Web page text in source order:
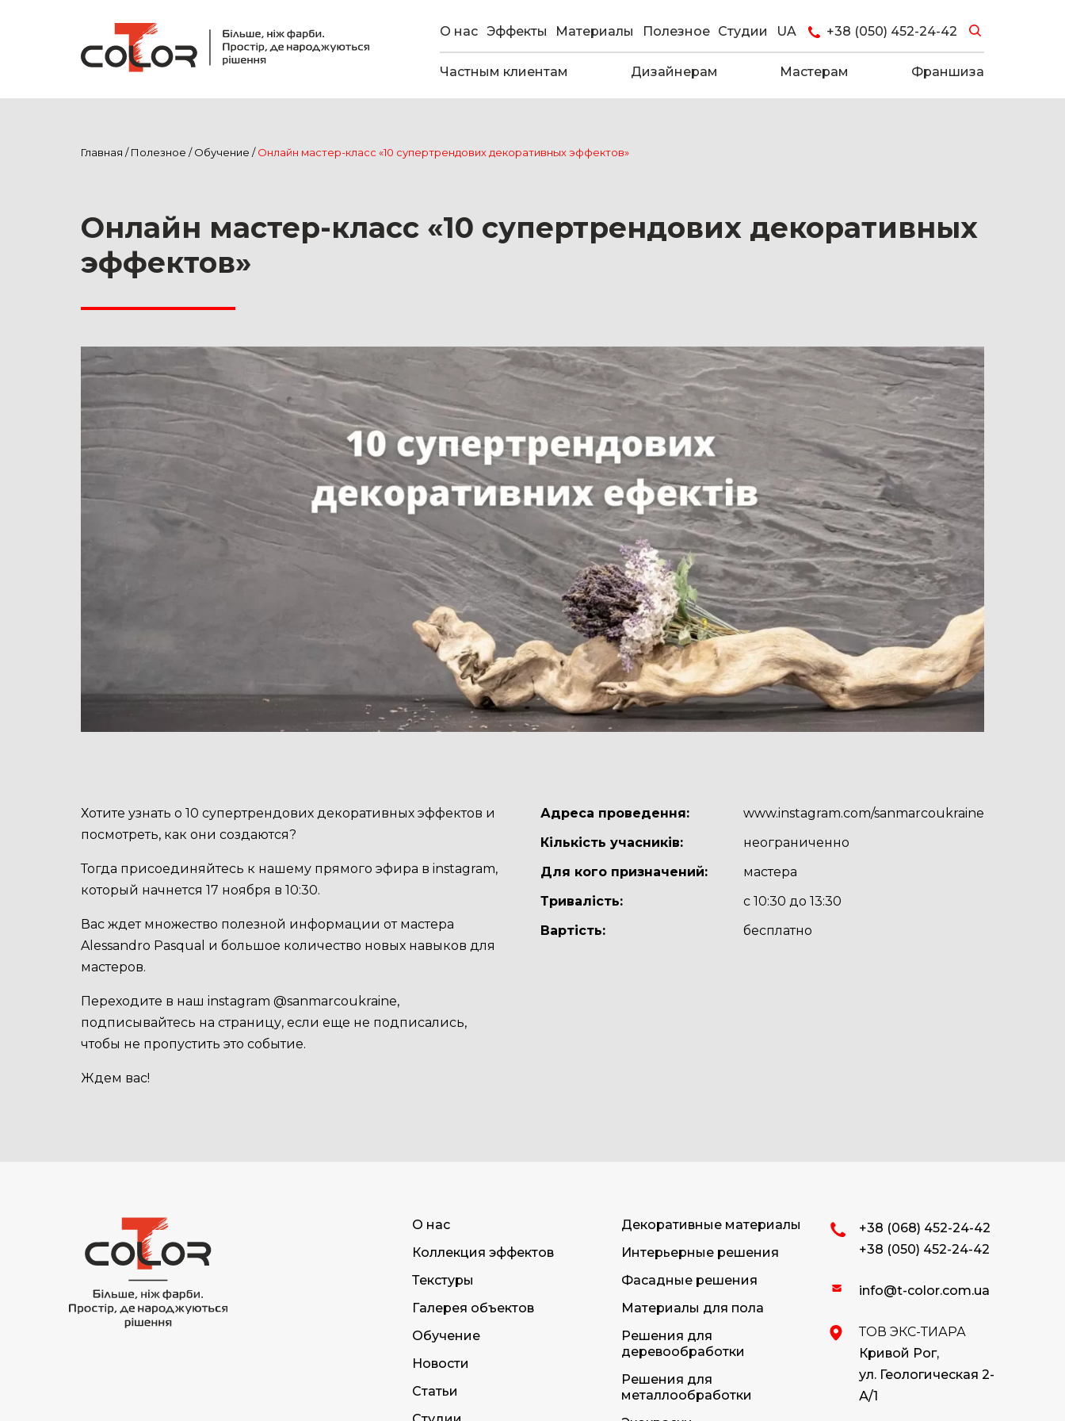
О нас Эффекты Материалы Полезное Студии UA +38 (050) 452-24-42
Частным клиентам Дизайнерам Мастерам Франшиза
Главная /Полезное /Обучение /Онлайн мастер-класс «10 супертрендових декоративных эффектов»
Онлайн мастер-класс «10 супертрендових декоративных
эффектов»
Хотите узнать о 10 супертрендових декоративных эффектов и
посмотреть, как они создаются?
Тогда присоединяйтесь к нашему прямого эфира в instagram,
который начнется 17 ноября в 10:30.
Вас ждет множество полезной информации от мастера
Alessandro Pasqual и большое количество новых навыков для
мастеров.
Переходите в наш instagram @sanmarcoukraine,
подписывайтесь на страницу, если еще не подписались,
чтобы не пропустить это событие.
Ждем вас!
Адреса проведення:
www.instagram.com/sanmarcoukraine
Кількість учасників:
неограниченно
Для кого призначений:
мастера
Тривалість:
с 10:30 до 13:30
Вартість:
бесплатно
О нас
Коллекция эффектов
Текстуры
Галерея объектов
Обучение
Новости
Статьи
Декоративные материалы
Интерьерные решения
Фасадные решения
Материалы для пола
Решения для
деревообработки
Решения для
металлообработки
+38 (068) 452-24-42
+38 (050) 452-24-42
info@t-color.com.ua
ТОВ ЭКС-ТИАРА
Кривой Рог,
ул. Геологическая 2-
А/1